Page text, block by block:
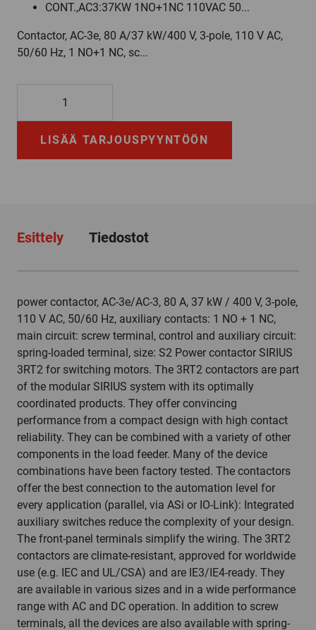
CONT.,AC3:37KW 1NO+1NC 110VAC 50...
Contactor, AC-3e, 80 A/37 kW/400 V, 3-pole, 110 V AC,
50/60 Hz, 1 NO+1 NC, sc...
määrä
LISÄÄ TARJOUSPYYNTÖÖN
Esittely Tiedostot
power contactor, AC-3e/AC-3, 80 A, 37 kW / 400 V, 3-pole,
110 V AC, 50/60 Hz, auxiliary contacts: 1 NO + 1 NC,
main circuit: screw terminal, control and auxiliary circuit:
spring-loaded terminal, size: S2 Power contactor SIRIUS
3RT2 for switching motors. The 3RT2 contactors are part
of the modular SIRIUS system with its optimally
coordinated products. They offer convincing
performance from a compact design with high contact
reliability. They can be combined with a variety of other
components in the load feeder. Many of the device
combinations have been factory tested. The contactors
offer the best connection to the automation level for
every application (parallel, via ASi or IO-Link): Integrated
auxiliary switches reduce the complexity of your design.
The front-panel terminals simplify the wiring. The 3RT2
contactors are climate-resistant, approved for worldwide
use (e.g. IEC and UL/CSA) and are IE3/IE4-ready. They
are available in various sizes and in a wide performance
range with AC and DC operation. In addition to screw
terminals, all the devices are also available with spring-